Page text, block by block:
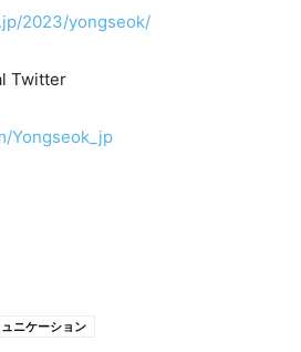
2023/yongseok/
Twitter
Yongseok_jp
ニケーション